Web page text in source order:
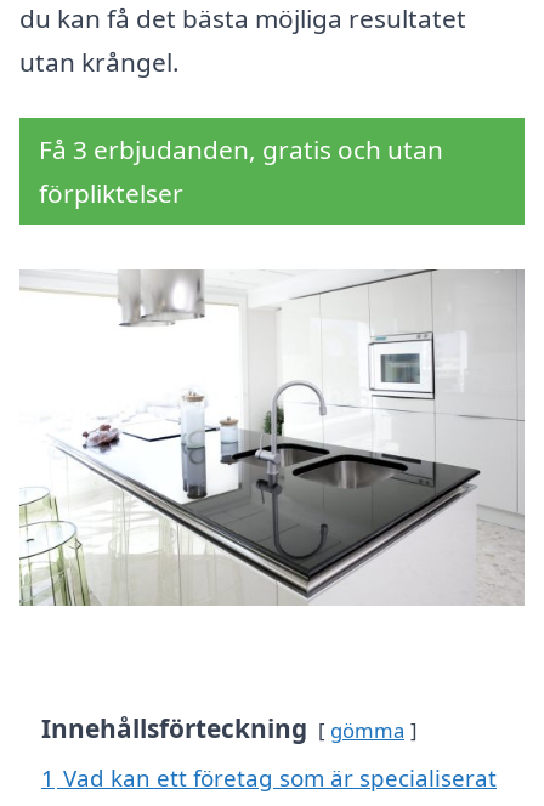
du kan få det bästa möjliga resultatet
utan krångel.
Få 3 erbjudanden, gratis och utan
förpliktelser
Innehållsförteckning gömma
1 Vad kan ett företag som är specialiserat